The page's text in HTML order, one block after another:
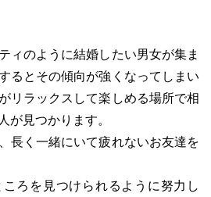
ィのように結婚したい男女が集ま
るとその傾向が強くなってしまい
リラックスして楽しめる場所で相
が見つかります。
長く一緒にいて疲れないお友達を
ろを見つけられるように努力し